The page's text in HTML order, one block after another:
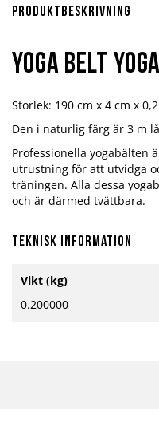
Produktbeskrivning
Yoga Belt
Storlek: 190 cm x 4 cm x
Den i naturlig färg är 3 m
Professionella yogabälten
utrustning för att utvidga
träningen. Alla dessa
och är därmed tvättbara.
Teknisk information
information
Vikt (kg)
0.200000